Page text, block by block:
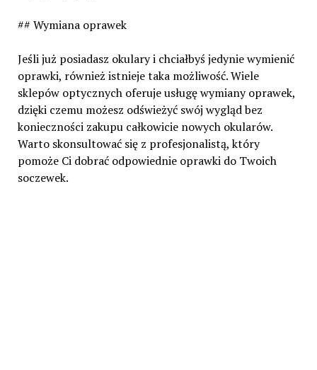
## Wymiana oprawek
Jeśli już posiadasz okulary i chciałbyś jedynie wymienić
oprawki, również istnieje taka możliwość. Wiele
sklepów optycznych oferuje usługę wymiany oprawek,
dzięki czemu możesz odświeżyć swój wygląd bez
konieczności zakupu całkowicie nowych okularów.
Warto skonsultować się z profesjonalistą, który
pomoże Ci dobrać odpowiednie oprawki do Twoich
soczewek.